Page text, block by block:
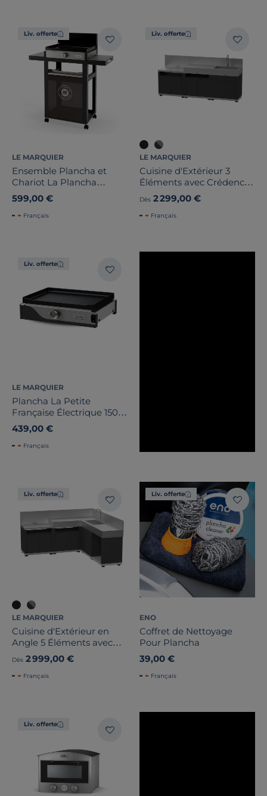
Liv. offerte
LE MARQUIER
Ensemble Plancha et
Chariot La Plancha
Française Électrique Acier
599,00 €
Français
Liv. offerte
LE MARQUIER
Cuisine d'Extérieur 3
Éléments avec Crédence
en Acier Noir
Dès 2 299,00 €
Français
Liv. offerte
LE MARQUIER
Plancha La Petite
Française Électrique 150
Duo Inox et Acier Noir
439,00 €
Français
Liv. offerte
LE MARQUIER
Cuisine d'Extérieur en
Angle 5 Éléments avec
Crédence en Acier Noir
Dès 2 999,00 €
Français
Liv. offerte
ENO
Coffret de Nettoyage
Pour Plancha
39,00 €
Français
Liv. offerte
Type d'énergie
Marque
Note des clients